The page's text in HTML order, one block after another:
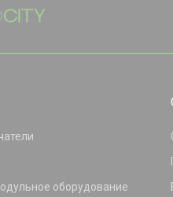
оборудование